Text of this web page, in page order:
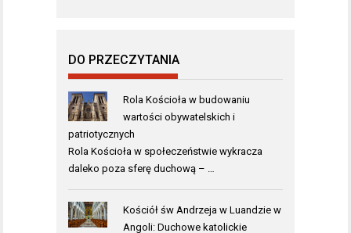
DO PRZECZYTANIA
Rola Kościoła w budowaniu
wartości obywatelskich i
patriotycznych
Rola Kościoła w społeczeństwie wykracza
daleko poza sferę duchową – …
Kościół św Andrzeja w Luandzie w
Angoli: Duchowe katolickie